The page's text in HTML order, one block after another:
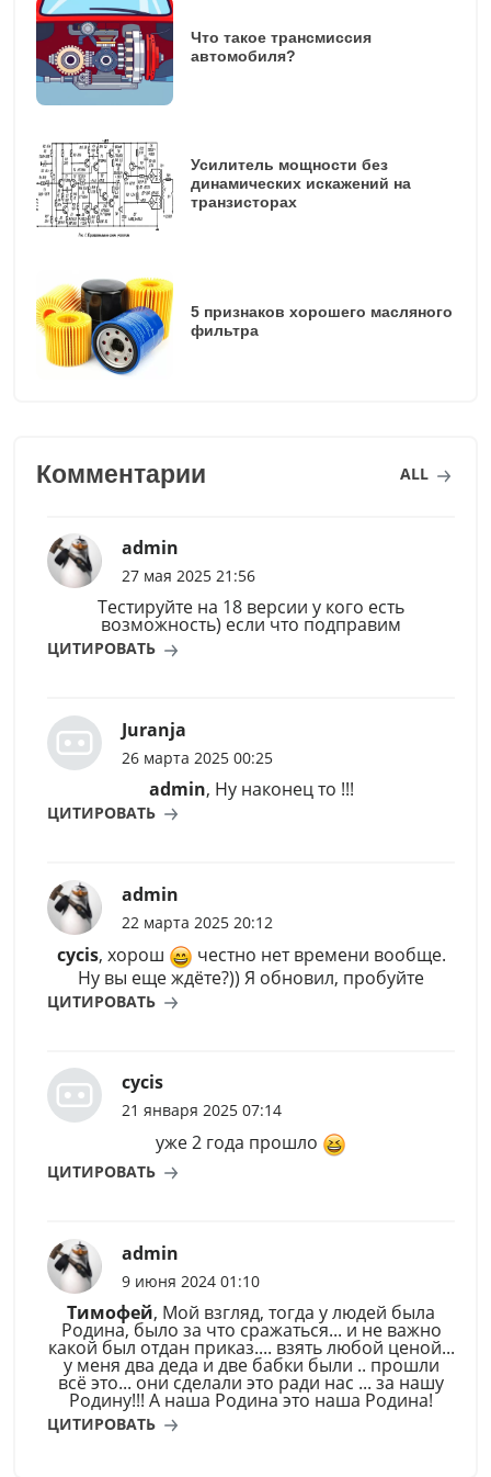
Что такое трансмиссия
автомобиля?
Усилитель мощности без
динамических искажений на
транзисторах
5 признаков хорошего масляного
фильтра
Комментарии ALL
admin
27 мая 2025 21:56
Тестируйте на 18 версии у кого есть
возможность) если что подправим
ЦИТИРОВАТЬ
Juranja
26 марта 2025 00:25
admin, Ну наконец то !!!
ЦИТИРОВАТЬ
admin
22 марта 2025 20:12
cycis, хорош
честно нет времени вообще.
Ну вы еще ждёте?)) Я обновил, пробуйте
ЦИТИРОВАТЬ
cycis
21 января 2025 07:14
уже 2 года прошло
ЦИТИРОВАТЬ
admin
9 июня 2024 01:10
Тимофей, Мой взгляд, тогда у людей была
Родина, было за что сражаться... и не важно
какой был отдан приказ.... взять любой ценой...
у меня два деда и две бабки были .. прошли
всё это... они сделали это ради нас ... за нашу
Родину!!! А наша Родина это наша Родина!
ЦИТИРОВАТЬ